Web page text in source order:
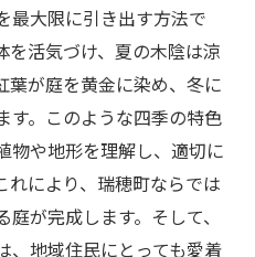
最大限に引き出す方法で
を活気づけ、夏の木陰は涼
葉が庭を黄金に染め、冬に
す。このような四季の特色
物や地形を理解し、適切に
れにより、瑞穂町ならでは
が完成します。そして、
、地域住民にとっても愛着